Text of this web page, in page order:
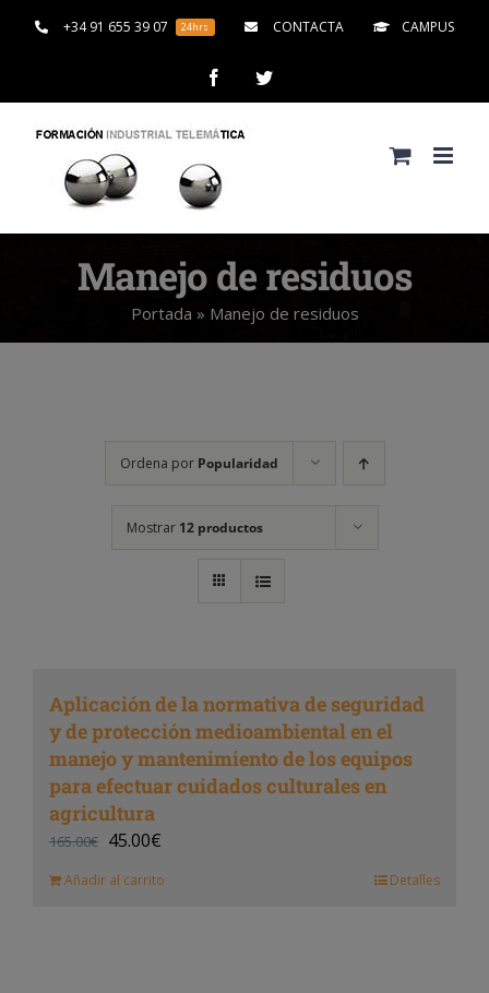
+34 91 655 39 07 24hrs CONTACTA CAMPUS
FacebookTwitter
Manejo de residuos
Portada » Manejo de residuos
Ordena por Popularidad
Mostrar 12 productos
Aplicación de la normativa de seguridad
y de protección medioambiental en el
manejo y mantenimiento de los equipos
para efectuar cuidados culturales en
agricultura
165.00€ 45.00€
Añadir al carrito Detalles